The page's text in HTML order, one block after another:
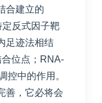
合建立的
反式因子靶
足迹法相结
位点；RNA-
控中的作用。
善，它必将会